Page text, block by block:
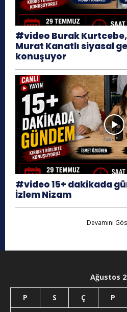
#video Burak
Murat Kanatlı siyasal
konuşuyor
#video 15+ dakikada
İzlem Nizam
Devamını
Ağustos
P S Ç P